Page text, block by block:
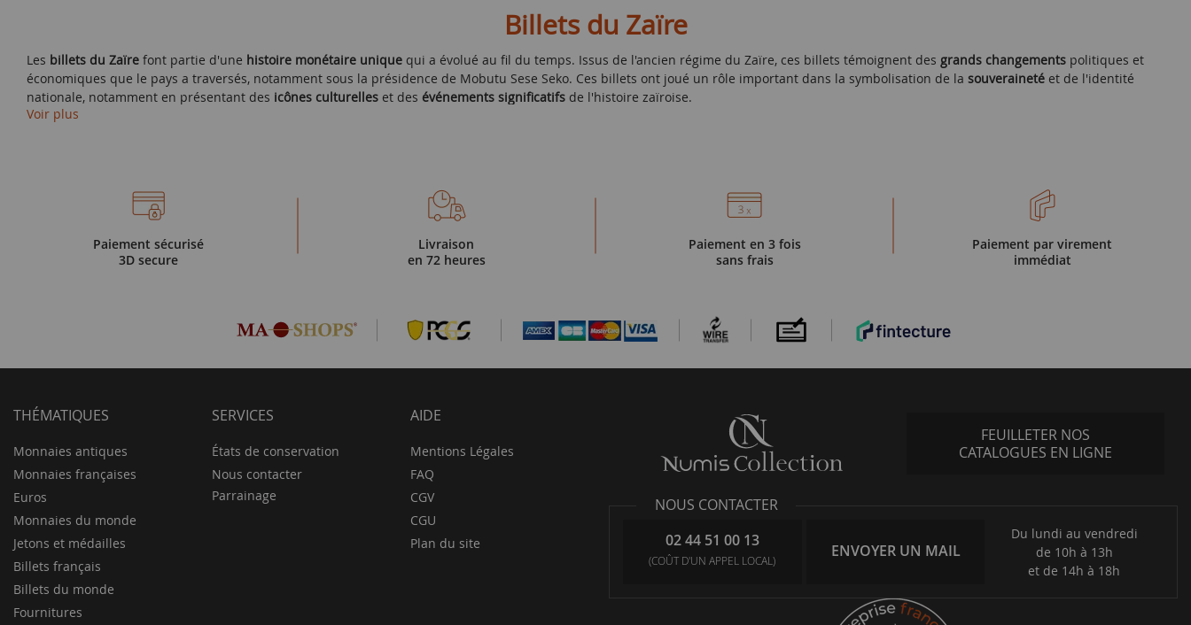
Billets du Zaïre
Les billets du Zaïre font partie d'une histoire monétaire unique qui a évolué au fil du temps. Issus de l'ancien régime du Zaïre, ces billets témoignent des grands changements politiques et
économiques que le pays a traversés, notamment sous la présidence de Mobutu Sese Seko. Ces billets ont joué un rôle important dans la symbolisation de la souveraineté et de l'identité
nationale, notamment en présentant des icônes culturelles et des événements significatifs de l'histoire zaïroise.
billets du Zaïresont également réputés pour leur qualité de fabrication et la présence de nombreuses caractéristiques de sécurité
, afin de protéger contre la contrefaçon. Des éléments
filigranes, des marques d’eau
ont été intégrés pour garantir l'authenticité de ces billets.
Depuis la transition vers la République Démocratique du Congo, la monnaie a été modifiée, mais les billets du Zaïre continuent de jouer un rôle important dans les collections
numismatiques. Ils représentent une époque de
transition historique et offrent un aperçu précieux sur la révolution monétaire
Voir plus
Paiement sécurisé
3D secure
Livraison
en 72 heures
Paiement en 3 fois
sans frais
Paiement par virement
immédiat
THÉMATIQUES
Monnaies antiques
Monnaies françaises
Euros
Monnaies du monde
Jetons et médailles
Billets français
Billets du monde
Fournitures
SERVICES
États de conservation
Nous contacter
Parrainage
AIDE
Mentions Légales
FAQ
CGV
CGU
Plan du site
FEUILLETER NOS
CATALOGUES EN LIGNE
NOUS CONTACTER
02 44 51 00 13
(COÛT D'UN APPEL LOCAL)
ENVOYER UN MAIL
Du lundi au vendredi
de 10h à 13h
et de 14h à 18h